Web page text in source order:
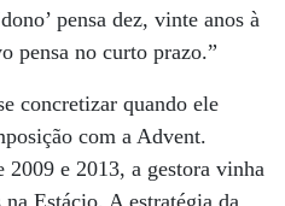
pensa dez, vinte anos à
pensa no curto prazo.”
concretizar quando ele
com a Advent.
e 2013, a gestora vinha
Estácio. A estratégia da